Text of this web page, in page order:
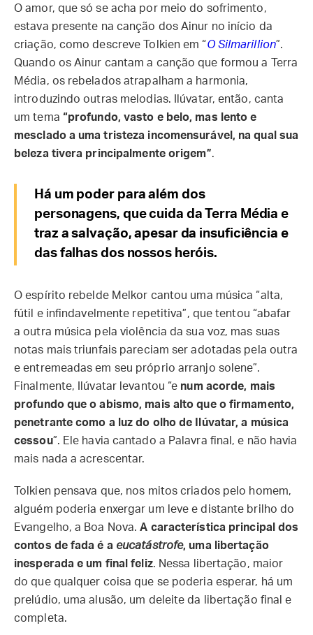
O amor, que só se acha por meio do sofrimento,
estava presente na canção dos Ainur no início da
criação, como descreve Tolkien em “O Silmarillion”.
Quando os Ainur cantam a canção que formou a Terra
Média, os rebelados atrapalham a harmonia,
introduzindo outras melodias. Ilúvatar, então, canta
um tema “profundo, vasto e belo, mas lento e
mesclado a uma tristeza incomensurável, na qual sua
beleza tivera principalmente origem”.
Há um poder para além dos
personagens, que cuida da Terra Média e
traz a salvação, apesar da insuficiência e
das falhas dos nossos heróis.
O espírito rebelde Melkor cantou uma música “alta,
fútil e infindavelmente repetitiva”, que tentou “abafar
a outra música pela violência da sua voz, mas suas
notas mais triunfais pareciam ser adotadas pela outra
e entremeadas em seu próprio arranjo solene”.
Finalmente, Ilúvatar levantou “e num acorde, mais
profundo que o abismo, mais alto que o firmamento,
penetrante como a luz do olho de Ilúvatar, a música
cessou”. Ele havia cantado a Palavra final, e não havia
mais nada a acrescentar.
Tolkien pensava que, nos mitos criados pelo homem,
alguém poderia enxergar um leve e distante brilho do
Evangelho, a Boa Nova.A característica principal dos
contos de fada é a eucatástrofe, uma libertação
inesperada e um final feliz. Nessa libertação, maior
do que qualquer coisa que se poderia esperar, há um
prelúdio, uma alusão, um deleite da libertação final e
completa.